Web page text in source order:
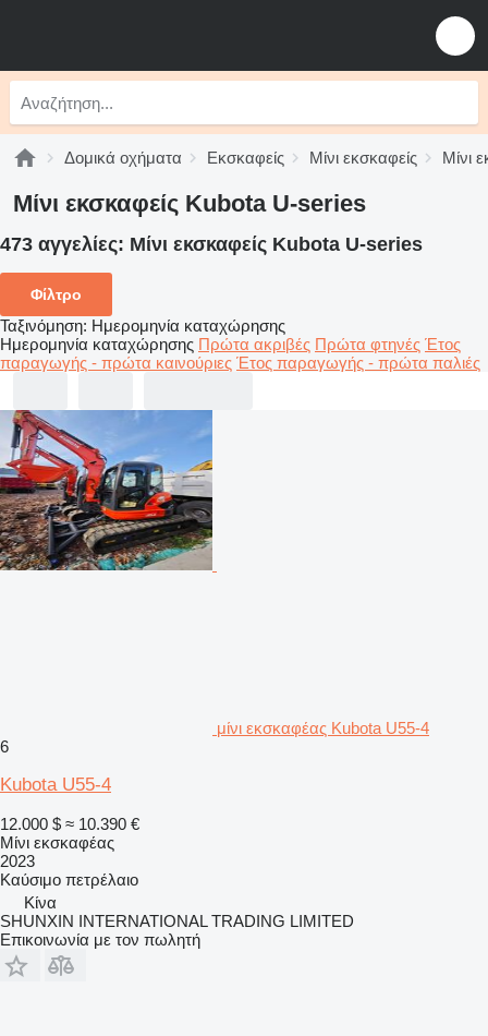
Δομικά οχήματα Εκσκαφείς Μίνι εκσκαφείς Μίνι
Μίνι εκσκαφείς Kubota U-series
473 αγγελίες: Μίνι εκσκαφείς Kubota U-series
Φίλτρο
Ταξινόμηση: Ημερομηνία καταχώρησης
Ημερομηνία καταχώρησης Πρώτα ακριβές Πρώτα φτηνές Έτος
παραγωγής - πρώτα καινούριες Έτος παραγωγής - πρώτα παλιές
μίνι εκσκαφέας Kubota U55-4
6
Kubota U55-4
12.000 $ ≈ 10.390 €
Μίνι εκσκαφέας
2023
Καύσιμο πετρέλαιο
Κίνα
SHUNXIN INTERNATIONAL TRADING LIMITED
Επικοινωνία με τον πωλητή